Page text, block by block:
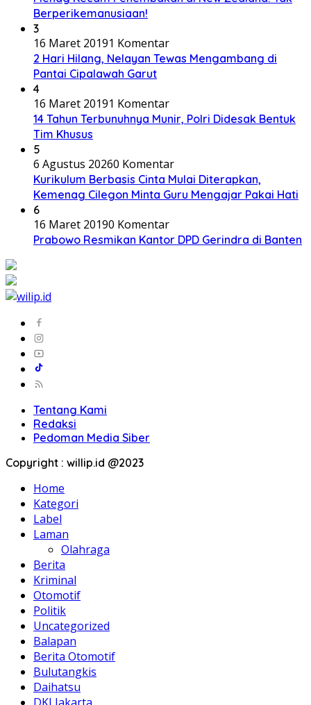
Berperikemanusiaan!
3
16 Maret 20191 Komentar
2 Hari Hilang, Nelayan Tewas Mengambang di
Pantai Cipalawah Garut
4
16 Maret 20191 Komentar
14 Tahun Terbunuhnya Munir, Polri Didesak Bentuk
Tim Khusus
5
6 Agustus 20260 Komentar
Kurikulum Berbasis Cinta Mulai Diterapkan,
Kemenag Cilegon Minta Guru Mengajar Pakai Hati
6
16 Maret 20190 Komentar
Prabowo Resmikan Kantor DPD Gerindra di Banten
Tentang Kami
Redaksi
Pedoman Media Siber
Copyright : willip.id @2023
Home
Kategori
Label
Laman
Olahraga
Berita
Kriminal
Otomotif
Politik
Uncategorized
Balapan
Berita Otomotif
Bulutangkis
Daihatsu